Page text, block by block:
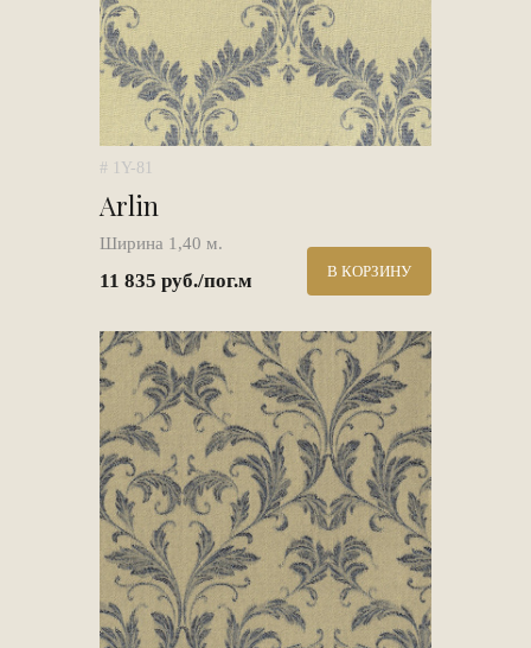
# 1Y-81
Arlin
Ширина 1,40 м.
11 835 руб./пог.м В КОРЗИНУ